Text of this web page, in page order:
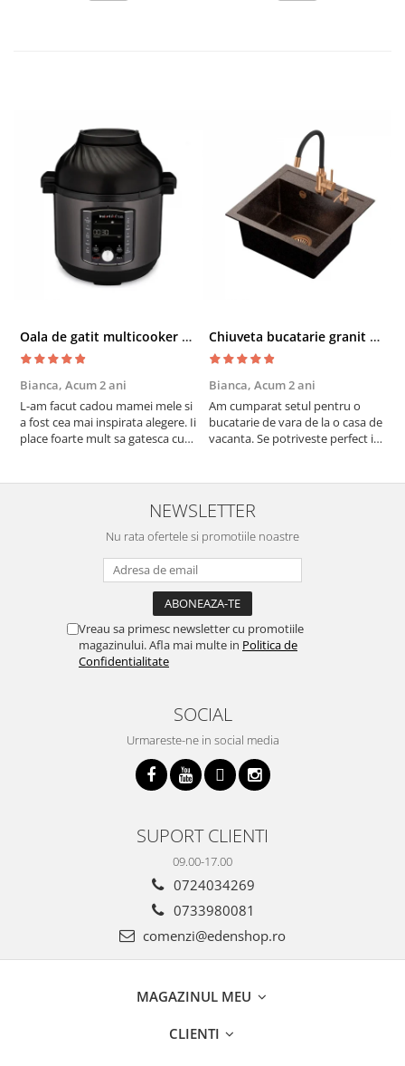
Oala de gatit multicooker 11 functii Instant Pot Pro Crisp 8 + Air Fryer 7.6 lt
Bianca, Acum 2 ani
L-am facut cadou mamei mele si
a fost cea mai inspirata alegere. Ii
place foarte mult sa gatesca cu
cratita...ma gandesc serios sa imi
cumpar si eu! Recomand mult !
Chiuveta bucatarie granit cu finisaj negru perlat/cupru Steingran Art Copper cu dozator si baterie Quadron
Bianca, Acum 2 ani
Am cumparat setul pentru o
bucatarie de vara de la o casa de
vacanta. Se potriveste perfect in
buna, recomand cu drag !
NEWSLETTER
Nu rata ofertele si promotiile noastre
Vreau sa primesc newsletter cu promotiile
magazinului. Afla mai multe in Politica de
Confidentialitate
SOCIAL
Urmareste-ne in social media
SUPORT CLIENTI
09.00-17.00
0724034269
0733980081
comenzi@edenshop.ro
MAGAZINUL MEU
CLIENTI